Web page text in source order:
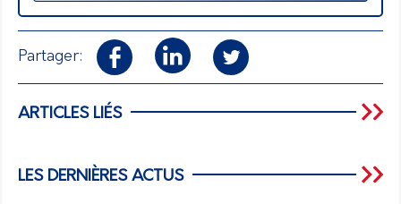
Partager:
ARTICLES LIÉS
LES DERNIÈRES ACTUS